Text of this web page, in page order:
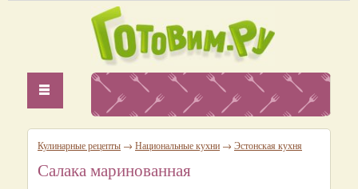
Кулинарные рецепты → Национальные кухни → Эстонская кухня
Салака маринованная